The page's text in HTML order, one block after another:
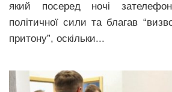
Технології
Історії
Привітання
який посеред ночі
політичної сили та благав
притону”, оскільки...